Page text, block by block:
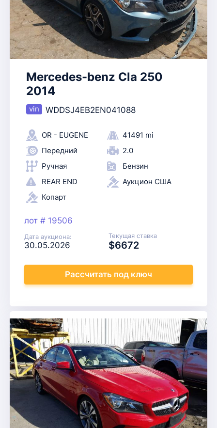
Mercedes-benz Cla 250
2014
WDDSJ4EB2EN041088
OR - EUGENE
41491 mi
Передний
2.0
Ручная
Бензин
REAR END
Аукцион США
Копарт
лот # 19506
Дата аукциона:
30.05.2026
Текущая ставка
$6672
Рассчитать под ключ